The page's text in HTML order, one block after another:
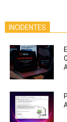
INCIDENTES